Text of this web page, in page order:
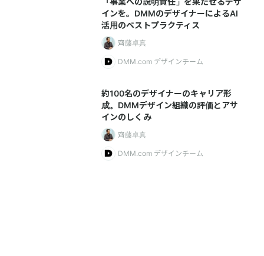
インを。DMMのデザイナーによるAI
活用のベストプラクティス
齊藤卓真
DMM.com デザインチーム
約100名のデザイナーのキャリア形
成。DMMデザイン組織の評価とアサ
インのしくみ
齊藤卓真
DMM.com デザインチーム